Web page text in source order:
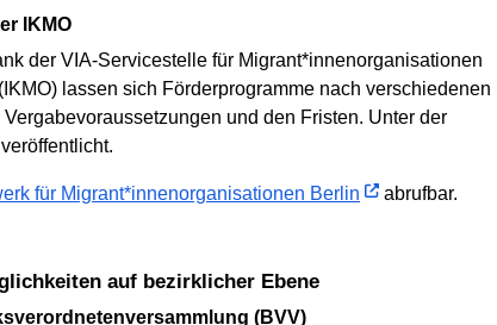
IKMO
der VIA-Servicestelle für Migrant*innenorganisationen
lassen sich Förderprogramme nach verschiedenen
und den Fristen. Unter der
für Migrant*innenorganisationen Berlin abrufbar.
auf bezirklicher Ebene
(BVV)